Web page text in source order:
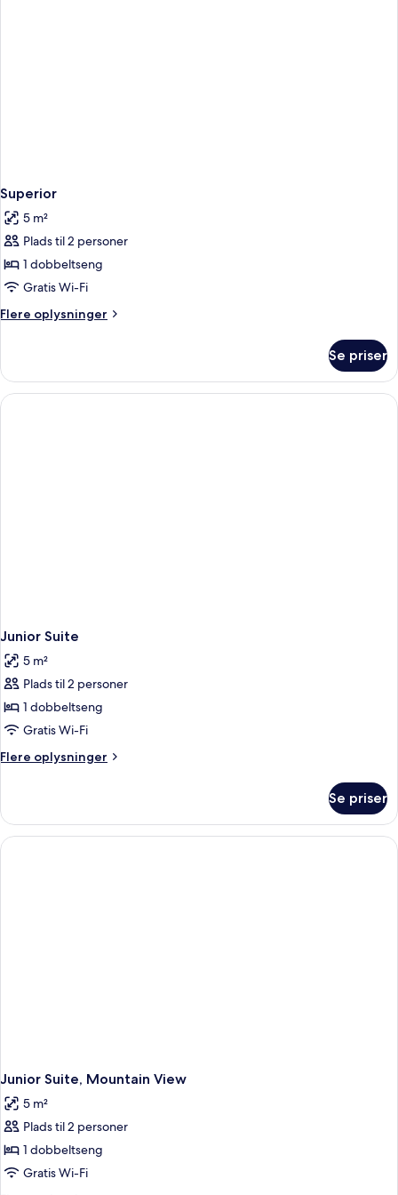
Superior
5 m²
Plads til 2 personer
1 dobbeltseng
Gratis Wi-Fi
Flere oplysninger
Flere
Se priser
Junior Suite
5 m²
Plads til 2 personer
1 dobbeltseng
Gratis Wi-Fi
Flere oplysninger
Flere
Suite
Se priser
Junior Suite, Mountain View
5 m²
Plads til 2 personer
1 dobbeltseng
Gratis Wi-Fi